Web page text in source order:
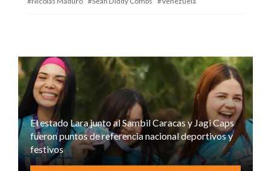
El estado Lara junto al Sambil Caracas y Jagi Caps
fueron puntos de referencia nacional deportivos y
festivos